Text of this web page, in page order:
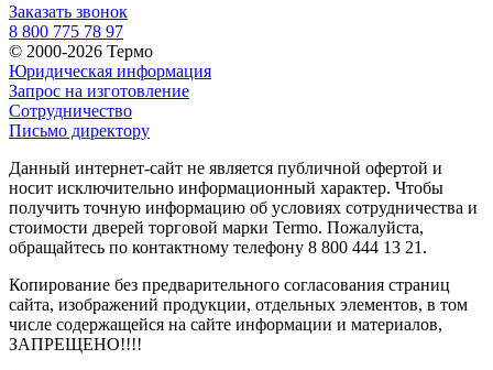
Заказать звонок
8 800 775 78 97
© 2000-2026 Термо
Юридическая информация
Запрос на изготовление
Сотрудничество
Письмо директору
Данный интернет-сайт не является публичной офертой и
носит исключительно информационный характер. Чтобы
получить точную информацию об условиях сотрудничества и
стоимости дверей торговой марки Termo. Пожалуйста,
обращайтесь по контактному телефону 8 800 444 13 21.
Копирование без предварительного согласования страниц
сайта, изображений продукции, отдельных элементов, в том
числе содержащейся на сайте информации и материалов,
ЗАПРЕЩЕНО!!!!